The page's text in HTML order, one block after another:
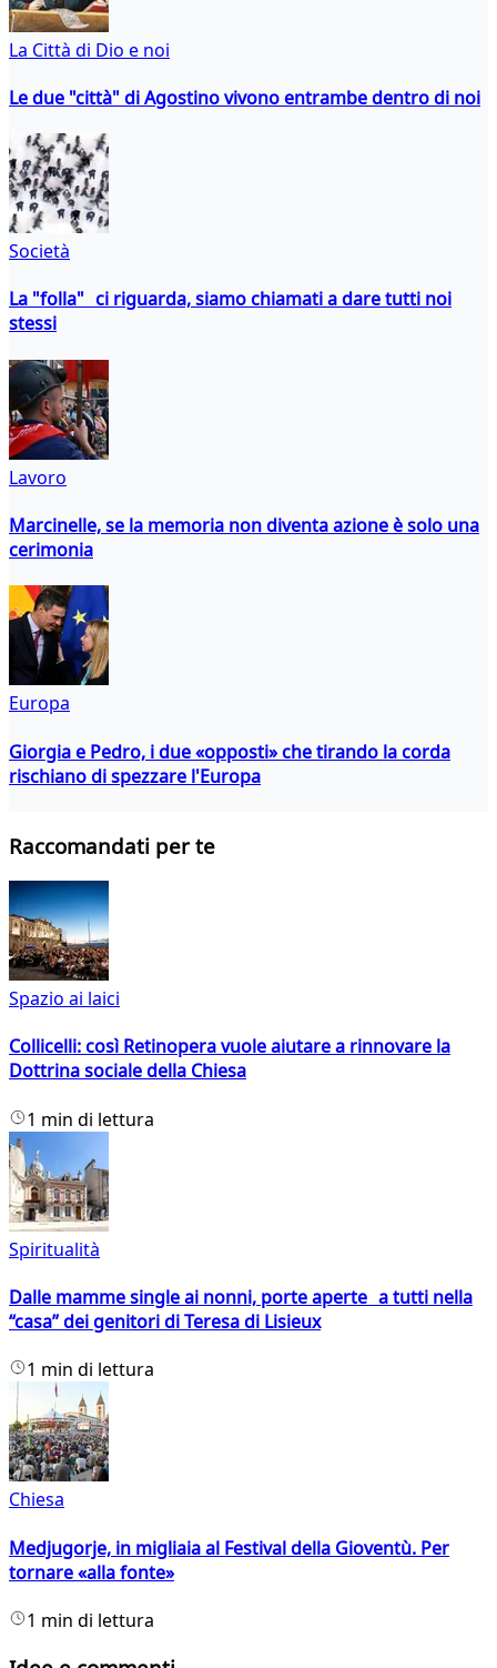
La Città di Dio e noi
Le due "città" di Agostino vivono entrambe dentro di noi
Società
La "folla" ci riguarda, siamo chiamati a dare tutti noi
stessi
Lavoro
Marcinelle, se la memoria non diventa azione è solo una
cerimonia
Europa
Giorgia e Pedro, i due «opposti» che tirando la corda
rischiano di spezzare l'Europa
Raccomandati per te
Spazio ai laici
Collicelli: così Retinopera vuole aiutare a rinnovare la
Dottrina sociale della Chiesa
1 min di lettura
Spiritualità
Dalle mamme single ai nonni, porte aperte a tutti nella
“casa” dei genitori di Teresa di Lisieux
1 min di lettura
Chiesa
Medjugorje, in migliaia al Festival della Gioventù. Per
tornare «alla fonte»
1 min di lettura